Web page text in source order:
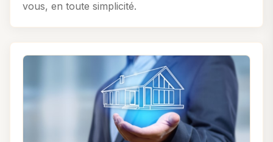
vous, en toute simplicité.